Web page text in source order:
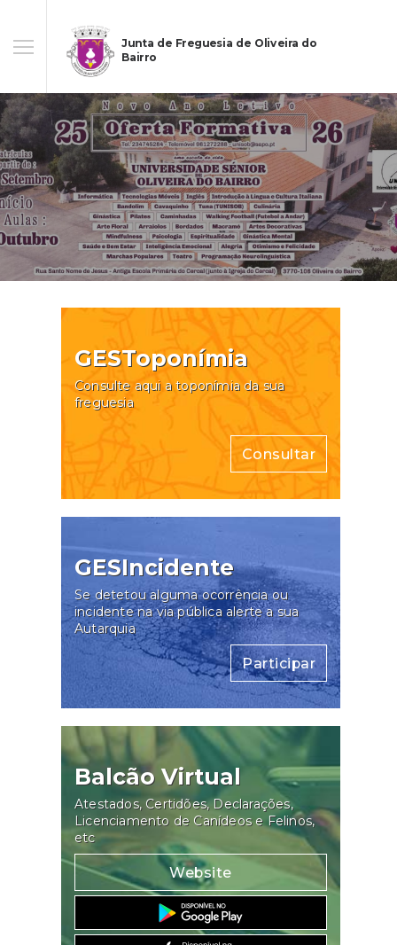
Junta de Freguesia de Oliveira do
Bairro
GESToponímia
Consulte aqui a toponímia da sua
freguesia
Consultar
GESIncidente
Se detetou alguma ocorrência ou
incidente na via pública alerte a sua
Autarquia
Participar
Balcão Virtual
Atestados, Certidões, Declarações,
Licenciamento de Canídeos e Felinos,
etc
Website